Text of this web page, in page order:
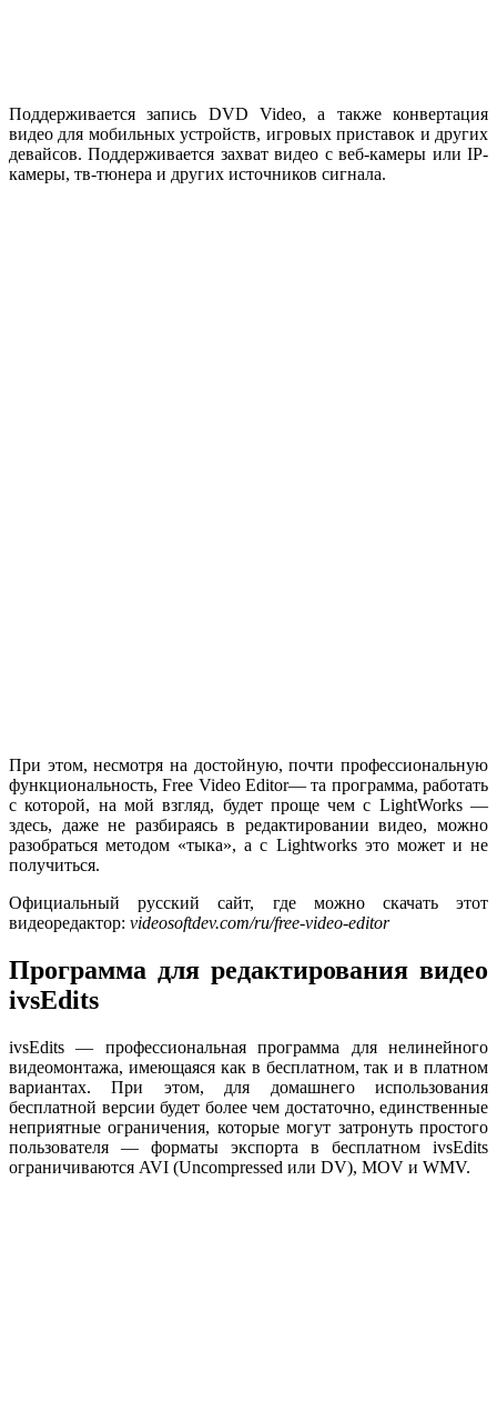
Поддерживается запись DVD Video, а также конвертация
видео для мобильных устройств, игровых приставок и других
девайсов. Поддерживается захват видео с веб-камеры или IP-
камеры, тв-тюнера и других источников сигнала.
При этом, несмотря на достойную, почти профессиональную
функциональность, Free Video Editor— та программа, работать
с которой, на мой взгляд, будет проще чем с LightWorks —
здесь, даже не разбираясь в редактировании видео, можно
разобраться методом «тыка», а с Lightworks это может и не
получиться.
Официальный русский сайт, где можно скачать этот
видеоредактор: videosoftdev.com/ru/free-video-editor
Программа для редактирования видео
ivsEdits
ivsEdits — профессиональная программа для нелинейного
видеомонтажа, имеющаяся как в бесплатном, так и в платном
вариантах. При этом, для домашнего использования
бесплатной версии будет более чем достаточно, единственные
неприятные ограничения, которые могут затронуть простого
пользователя — форматы экспорта в бесплатном ivsEdits
ограничиваются AVI (Uncompressed или DV), MOV и WMV.